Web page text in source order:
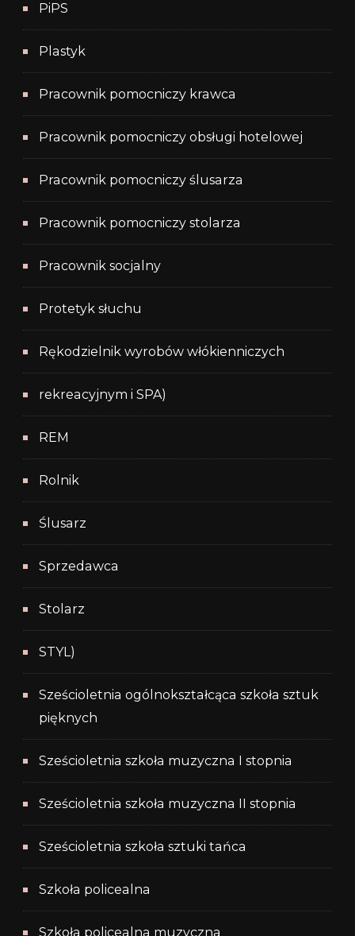
PiPS
Plastyk
Pracownik pomocniczy krawca
Pracownik pomocniczy obsługi hotelowej
Pracownik pomocniczy ślusarza
Pracownik pomocniczy stolarza
Pracownik socjalny
Protetyk słuchu
Rękodzielnik wyrobów włókienniczych
rekreacyjnym i SPA)
REM
Rolnik
Ślusarz
Sprzedawca
Stolarz
STYL)
Sześcioletnia ogólnokształcąca szkoła sztuk
pięknych
Sześcioletnia szkoła muzyczna I stopnia
Sześcioletnia szkoła muzyczna II stopnia
Sześcioletnia szkoła sztuki tańca
Szkoła policealna
Szkoła policealna muzyczna